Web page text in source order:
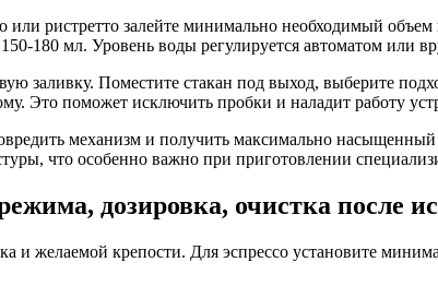
или ристретто залейте минимально необходимый
180 мл. Уровень воды регулируется автоматом или
заливку. Поместите стакан под выход, выберите
Это поможет исключить пробки и наладит работу
механизм и получить максимально
что особенно важно при приготовлении
дозировка, очистка после
желаемой крепости. Для эспрессо установите